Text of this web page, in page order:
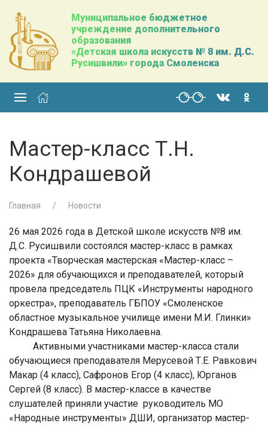
Муниципальное бюджетное
учреждение дополнительного
образования
«Детская школа искусств № 8 им. Д.С.
Русишвили» города Смоленска
Мастер-класс Т.Н.
Кондрашевой
Главная Новости
26 мая 2026 года в Детской школе искусств №8 им.
Д.С. Русишвили состоялся мастер-класс в рамках
проекта «Творческая мастерская «Мастер-класс –
2026» для обучающихся и преподавателей, который
провела председатель ПЦК «Инструменты народного
оркестра», преподаватель ГБПОУ «Смоленское
областное музыкальное училище имени М.И. Глинки»
Кондрашева Татьяна Николаевна.
Активными участниками мастер-класса стали
обучающиеся преподавателя Мерусевой Т.Е. Равкович
Макар (4 класс), Сафронов Егор (4 класс), Юрганов
Сергей (8 класс). В мастер-классе в качестве
слушателей приняли участие руководитель МО
«Народные инструменты» ДШИ, организатор мастер-